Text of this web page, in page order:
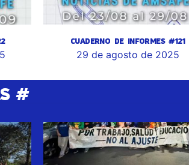
CUADERNO DE INFORMES #121
29 de agosto de 2025
#